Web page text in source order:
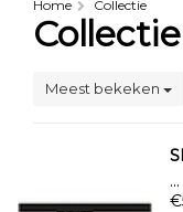
Home Collectie
Collectie
Meest bekeken
...